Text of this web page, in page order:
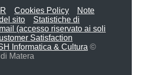
Cookies Policy
Note
sito
Statistiche di
(accesso riservato ai soli
Satisfaction
Informatica & Cultura ©
Matera